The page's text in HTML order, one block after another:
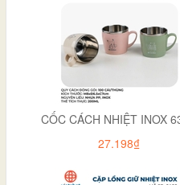
CỐC CÁCH NHIỆT INOX
27.198₫